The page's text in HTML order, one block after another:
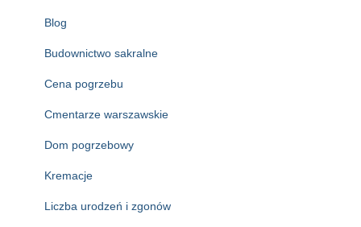
Blog
Budownictwo sakralne
Cena pogrzebu
Cmentarze warszawskie
Dom pogrzebowy
Kremacje
Liczba urodzeń i zgonów